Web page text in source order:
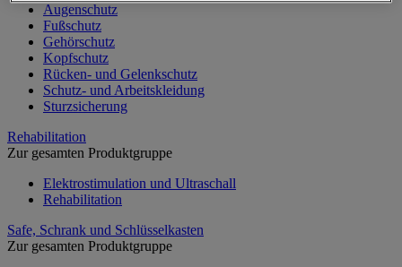
Augenschutz
Fußschutz
Gehörschutz
Kopfschutz
Rücken- und Gelenkschutz
Schutz- und Arbeitskleidung
Sturzsicherung
Rehabilitation
Zur gesamten Produktgruppe
Elektrostimulation und Ultraschall
Rehabilitation
Safe, Schrank und Schlüsselkasten
Zur gesamten Produktgruppe